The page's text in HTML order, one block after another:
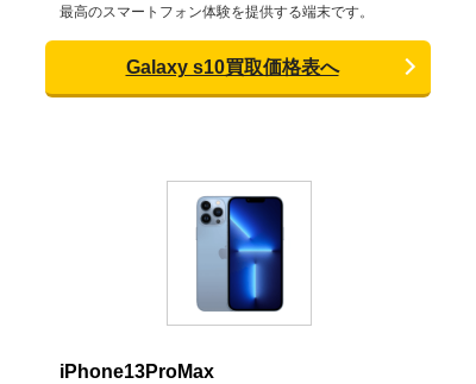
最高のスマートフォン体験を提供する端末です。
Galaxy s10買取価格表へ
iPhone13ProMax